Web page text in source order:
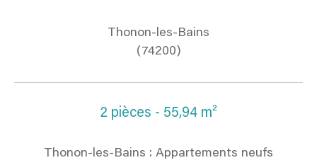
Thonon-les-Bains
(74200)
2 pièces - 55,94 m²
Thonon-les-Bains : Appartements neufs